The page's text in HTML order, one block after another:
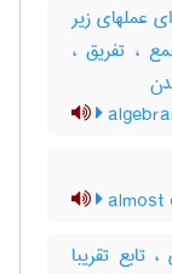
عملهای زیر
، تفریق ،
almost
تابع تقریبا